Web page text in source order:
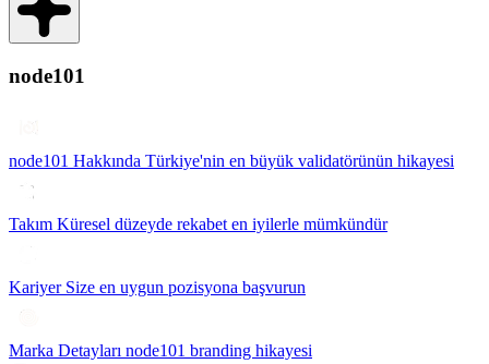
node101
node101 Hakkında Türkiye'nin en büyük validatörünün hikayesi
Takım Küresel düzeyde rekabet en iyilerle mümkündür
Kariyer Size en uygun pozisyona başvurun
Marka Detayları node101 branding hikayesi